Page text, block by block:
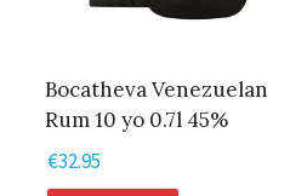
Bocatheva Venezuelan
Rum 10 yo 0.7l 45%
€32.95